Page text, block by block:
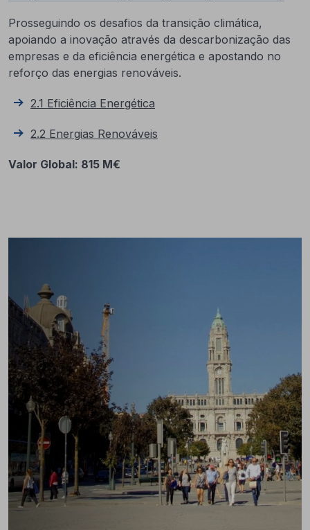
Prosseguindo os desafios da transição climática,
apoiando a inovação através da descarbonização das
empresas e da eficiência energética e apostando no
reforço das energias renováveis.
2.1 Eficiência Energética
2.2 Energias Renováveis
Valor Global: 815 M€